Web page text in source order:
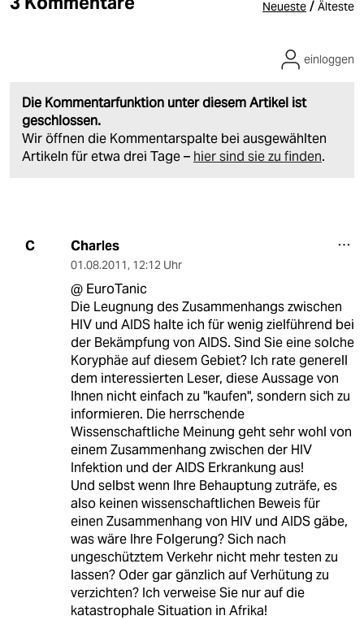
Neueste / Älteste
Die Kommentarfunktion unter diesem Artikel ist
geschlossen.
Wir öffnen die Kommentarspalte bei ausgewählten
Artikeln für etwa drei Tage – hier sind sie zu finden.
einloggen
C Charles
01.08.2011, 12:12 Uhr
@ EuroTanic
Die Leugnung des Zusammenhangs zwischen
HIV und AIDS halte ich für wenig zielführend bei
der Bekämpfung von AIDS. Sind Sie eine solche
Koryphäe auf diesem Gebiet? Ich rate generell
dem interessierten Leser, diese Aussage von
Ihnen nicht einfach zu "kaufen", sondern sich zu
informieren. Die herrschende
Wissenschaftliche Meinung geht sehr wohl von
einem Zusammenhang zwischen der HIV
Infektion und der AIDS Erkrankung aus!
Und selbst wenn Ihre Behauptung zuträfe, es
also keinen wissenschaftlichen Beweis für
einen Zusammenhang von HIV und AIDS gäbe,
was wäre Ihre Folgerung? Sich nach
ungeschütztem Verkehr nicht mehr testen zu
lassen? Oder gar gänzlich auf Verhütung zu
verzichten? Ich verweise Sie nur auf die
katastrophale Situation in Afrika!